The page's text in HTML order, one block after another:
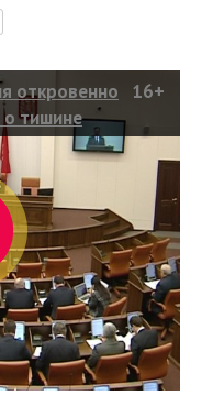
откровенно
о тишине
16+